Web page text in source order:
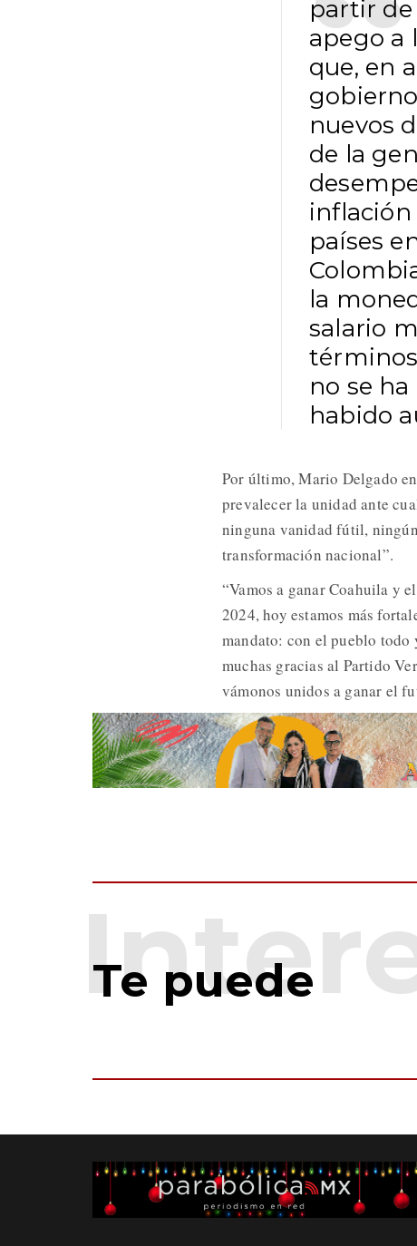
partir
apego a
que, en
nuevos
de la
inflación
países
la
salario
términos
no se
habido
Por último, Mario Delgado
prevalecer la unidad ante
ninguna vanidad fútil,
transformación nacional”.
“Vamos a ganar Coahuila y
2024, hoy estamos más
mandato: con el pueblo todo
muchas gracias al Partido
vámonos unidos a ganar el
Te puede